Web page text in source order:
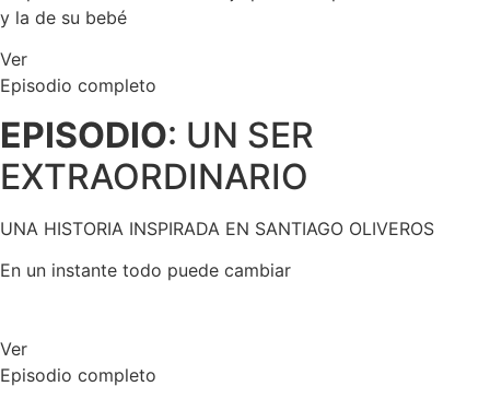
y la de su bebé
Ver
Episodio completo
EPISODIO: UN SER
EXTRAORDINARIO
UNA HISTORIA INSPIRADA EN SANTIAGO OLIVEROS
En un instante todo puede cambiar
Ver
Episodio completo